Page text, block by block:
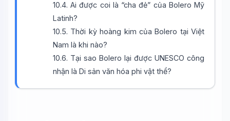
10.4. Ai được coi là “cha đẻ” của Bolero Mỹ
Latinh?
10.5. Thời kỳ hoàng kim của Bolero tại Việt
Nam là khi nào?
10.6. Tại sao Bolero lại được UNESCO công
nhận là Di sản văn hóa phi vật thể?